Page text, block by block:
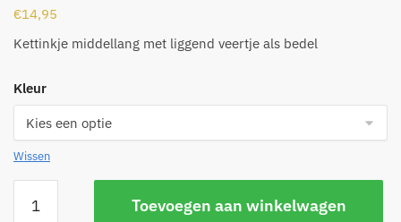
€14,95
Kettinkje middellang met liggend veertje als bedel
Kleur
Wissen
ketting
Toevoegen aan winkelwagen